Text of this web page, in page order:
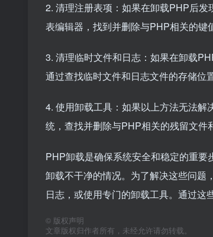
2. 清理注册表项：如果在卸载PHP后
表编辑器，找到并删除与PHP相关的键
3. 清理临时文件和日志：如果在卸载
通过查找临时文件和日志文件的存储位
4. 使用卸载工具：如果以上方法无法
统，查找并删除与PHP相关的残留文件
PHP卸载是确保系统安全和稳定的重
卸载不干净的情况。为了解决这些问题
日志，或使用专门的卸载工具。通过这
© 版权声明
文章版权归作者所有，未经允许请勿转载。